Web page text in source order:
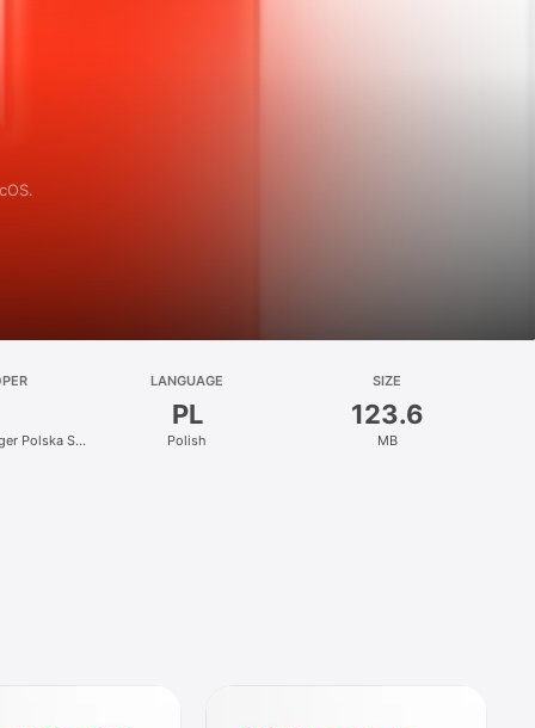
Polska Sp.
LANGUAGE
PL
Polish
SIZE
123.6
MB